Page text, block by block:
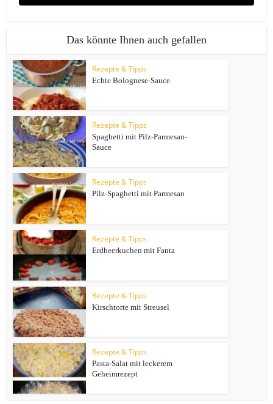
Das könnte Ihnen auch gefallen
Rezepte & Tipps
Echte Bolognese-Sauce
Rezepte & Tipps
Spaghetti mit Pilz-Parmesan-
Sauce
Rezepte & Tipps
Pilz-Spaghetti mit Parmesan
Rezepte & Tipps
Erdbeerkuchen mit Fanta
Rezepte & Tipps
Kirschtorte mit Streusel
Rezepte & Tipps
Pasta-Salat mit leckerem
Geheimrezept